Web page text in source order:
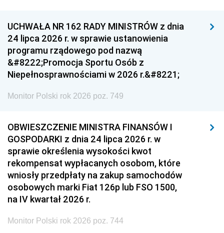
UCHWAŁA NR 162 RADY MINISTRÓW z dnia
24 lipca 2026 r. w sprawie ustanowienia
programu rządowego pod nazwą
&#8222;Promocja Sportu Osób z
Niepełnosprawnościami w 2026 r.&#8221;
Monitor Polski rok 2026 poz. 749
OBWIESZCZENIE MINISTRA FINANSÓW I
GOSPODARKI z dnia 24 lipca 2026 r. w
sprawie określenia wysokości kwot
rekompensat wypłacanych osobom, które
wniosły przedpłaty na zakup samochodów
osobowych marki Fiat 126p lub FSO 1500,
na IV kwartał 2026 r.
Monitor Polski rok 2026 poz. 744